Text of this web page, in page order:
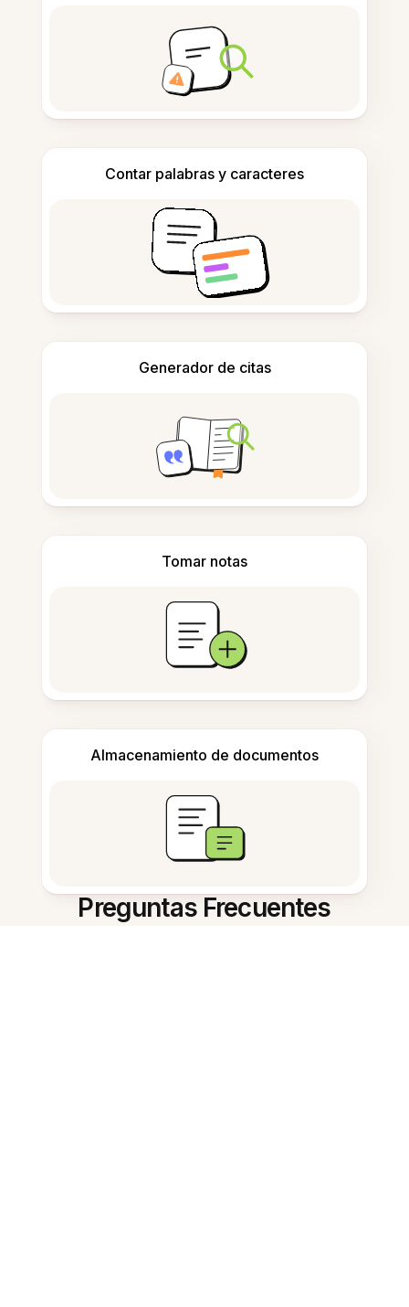
Contar palabras y caracteres
Generador de citas
Tomar notas
Almacenamiento de documentos
Preguntas Frecuentes